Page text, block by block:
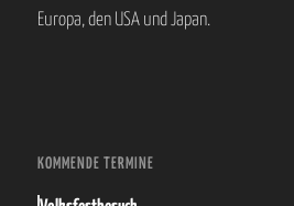
Europa, den USA und Japan.
KOMMENDE TERMINE